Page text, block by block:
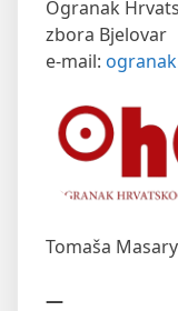
Ogranak
zbora Bjelovar
e-mail:
Tomaša
—